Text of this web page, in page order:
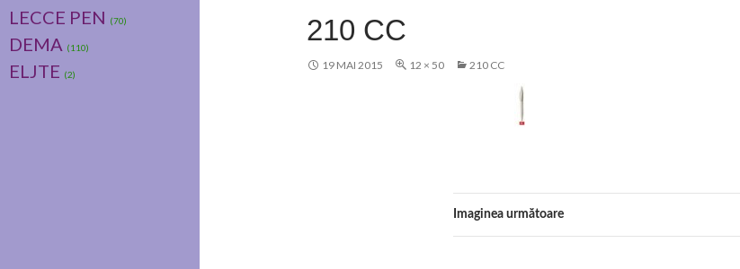
210 CC
19 MAI 2015 12 × 50 210 CC
Imaginea următoare
LECCE PEN (70)
DEMA (110)
ELJTE (2)